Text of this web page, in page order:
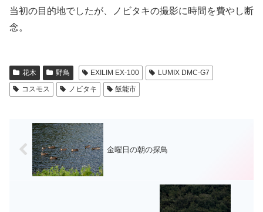
当初の目的地でしたが、ノビタキの撮影に時間を費やし断
念。
花木 野鳥 EXILIM EX-100
LUMIX DMC-G7
コスモス
ノビタキ 飯能市
金曜日の朝の探鳥